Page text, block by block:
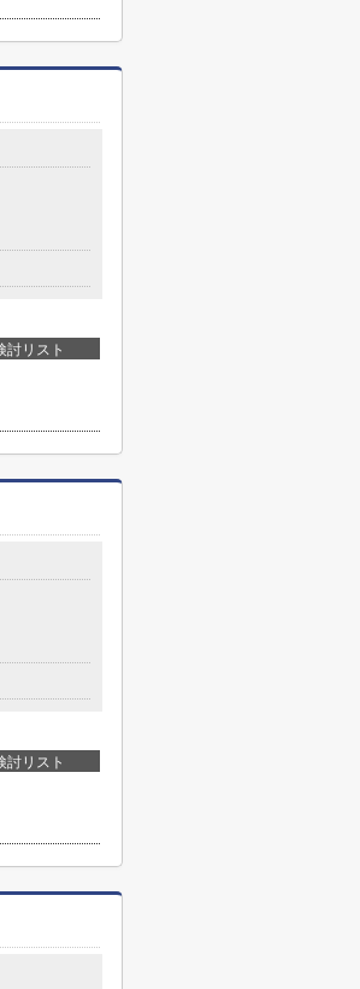
討リスト
討リスト